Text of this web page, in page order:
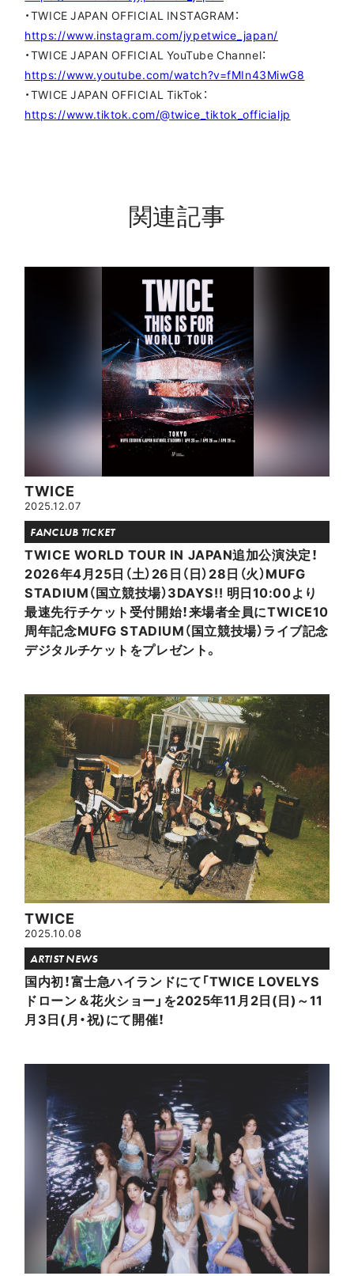
・TWICE JAPAN OFFICIAL INSTAGRAM：
https://www.instagram.com/jypetwice_japan/
・TWICE JAPAN OFFICIAL YouTube Channel：
https://www.youtube.com/watch?v=fMIn43MiwG8
・TWICE JAPAN OFFICIAL TikTok：
https://www.tiktok.com/@twice_tiktok_officialjp
関連記事
TWICE
2025.12.07
FANCLUB TICKET
TWICE WORLD TOUR IN JAPAN追加公演決定！
2026年4月25日（土）26日（日）28日（火）MUFG
STADIUM（国立競技場）3DAYS!! 明日10:00より
最速先行チケット受付開始！来場者全員にTWICE10
周年記念MUFG STADIUM（国立競技場）ライブ記念
デジタルチケットをプレゼント。
TWICE
2025.10.08
ARTIST NEWS
国内初！富士急ハイランドにて「TWICE LOVELYS
ドローン＆花火ショー」を2025年11月2日(日)～11
月3日(月・祝)にて開催！